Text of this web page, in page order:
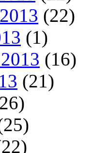
(22)
(1)
(16)
(21)